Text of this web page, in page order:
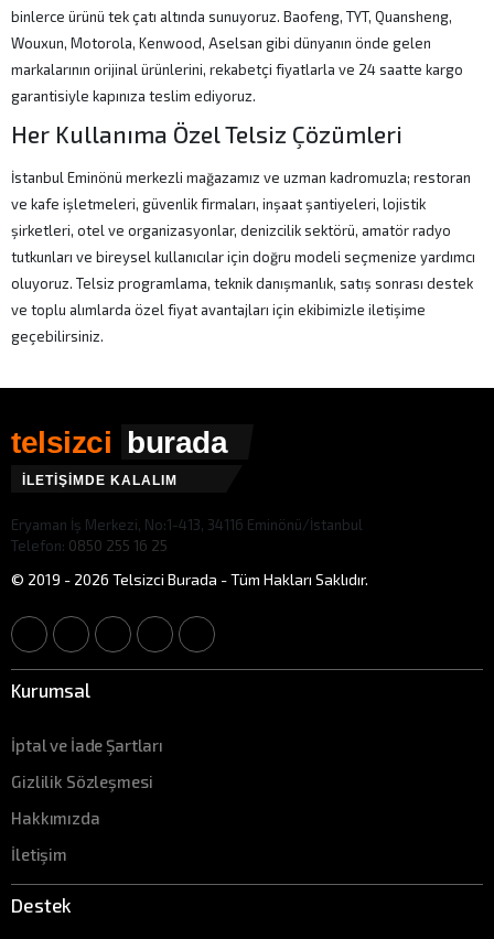
binlerce ürünü tek çatı altında sunuyoruz. Baofeng, TYT, Quansheng,
Wouxun, Motorola, Kenwood, Aselsan gibi dünyanın önde gelen
markalarının orijinal ürünlerini, rekabetçi fiyatlarla ve 24 saatte kargo
garantisiyle kapınıza teslim ediyoruz.
Her Kullanıma Özel Telsiz Çözümleri
İstanbul Eminönü merkezli mağazamız ve uzman kadromuzla; restoran
ve kafe işletmeleri, güvenlik firmaları, inşaat şantiyeleri, lojistik
şirketleri, otel ve organizasyonlar, denizcilik sektörü, amatör radyo
tutkunları ve bireysel kullanıcılar için doğru modeli seçmenize yardımcı
oluyoruz. Telsiz programlama, teknik danışmanlık, satış sonrası destek
ve toplu alımlarda özel fiyat avantajları için ekibimizle iletişime
geçebilirsiniz.
telsizci burada
İLETİŞİMDE KALALIM
Eryaman İş Merkezi, No:1-413, 34116 Eminönü/İstanbul
Telefon: 0850 255 16 25
© 2019 - 2026 Telsizci Burada - Tüm Hakları Saklıdır.
Kurumsal
İptal ve İade Şartları
Gizlilik Sözleşmesi
Hakkımızda
İletişim
Destek